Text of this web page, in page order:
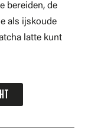
bereiden, de
als ijskoude
latte kunt